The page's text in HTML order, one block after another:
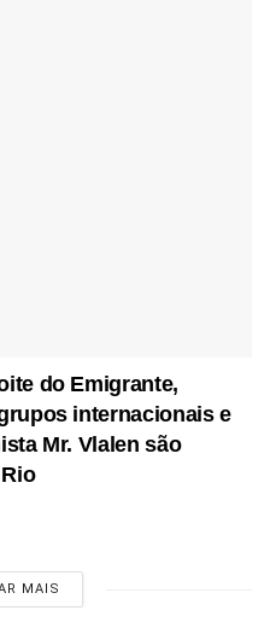
do Emigrante,
internacionais e
Mr. Vlalen são
MAIS